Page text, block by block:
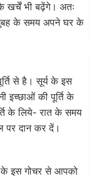
खर्चें भी बढ़ेंगे। अतः
के समय अपने घर के
से है। सूर्य के इस
इच्छाओं की पूर्ति के
के लिये- रात के समय
पर दान कर दें।
के इस गोचर से आपको